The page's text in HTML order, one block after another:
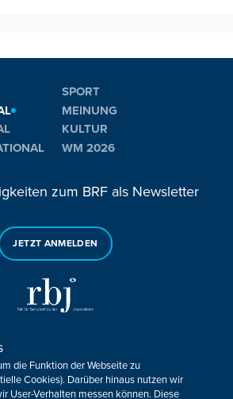
SPORT
MEINUNG
KULTUR
WM 2026
zum BRF als Newsletter
JETZT ANMELDEN
Fragen oder Anmerkungen?
KONTAKTIEREN SIE UNS!
die Funktion der Webseite zu
Cookies). Darüber hinaus nutzen wir
User-Verhalten messen können. Diese